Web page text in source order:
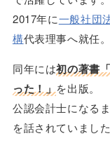
2017年に一般社団
構代表理事へ就任。
同年には初の著書
った！」を出版。
公認会計士になる
を話されていました